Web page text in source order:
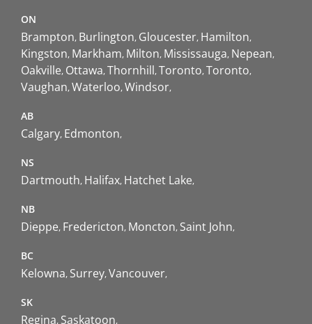
ON
Brampton Burlington Gloucester Hamilton
Kingston Markham Milton Mississauga Nepean
Oakville Ottawa Thornhill Toronto Toronto
Vaughan Waterloo Windsor
AB
Calgary Edmonton
NS
Dartmouth Halifax Hatchet Lake
NB
Dieppe Fredericton Moncton Saint John
BC
Kelowna Surrey Vancouver
SK
Regina Saskatoon